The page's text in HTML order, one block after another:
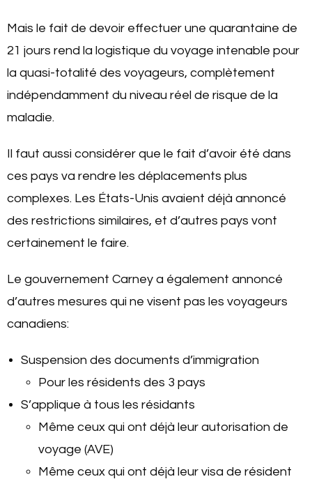
Mais le fait de devoir effectuer une quarantaine de
21 jours rend la logistique du voyage intenable pour
la quasi-totalité des voyageurs, complètement
indépendamment du niveau réel de risque de la
maladie.
Il faut aussi considérer que le fait d’avoir été dans
ces pays va rendre les déplacements plus
complexes. Les États-Unis avaient déjà annoncé
des restrictions similaires, et d’autres pays vont
certainement le faire.
Le gouvernement Carney a également annoncé
d’autres mesures qui ne visent pas les voyageurs
canadiens:
Suspension des documents d’immigration
Pour les résidents des 3 pays
S’applique à tous les résidants
Même ceux qui ont déjà leur autorisation de
voyage (AVE)
Même ceux qui ont déjà leur visa de résident